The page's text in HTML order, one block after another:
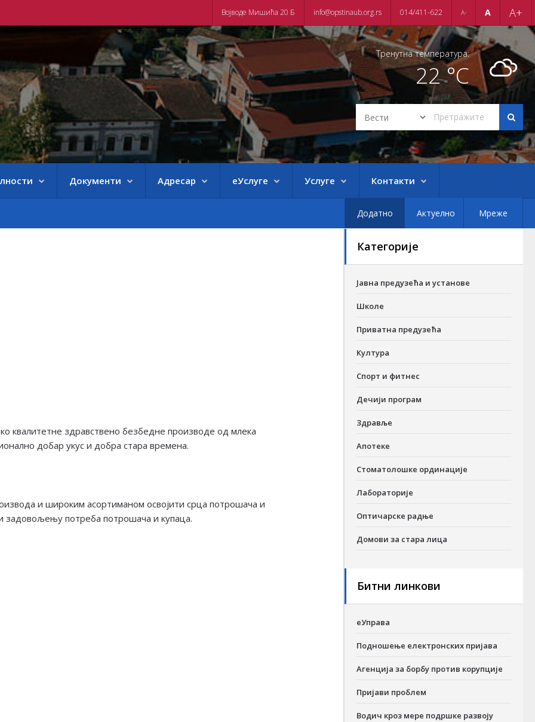
A- A A+
Војводе Мишића 20 Б info@opstinaub.org.rs 014/411-622
Тренутна температура:
22 °C
Документи Адресар еУслуге Услуге Контакти
квалитетне здравствено безбедне производе од млека
добар укус и добра стара времена.
и широким асортиманом освојити срца потрошача и
задовољењу потреба потрошача и купаца.
Додатно Актуелно Мреже
Категорије
Јавна предузећа и установе
Школе
Приватна предузећа
Култура
Спорт и фитнес
Дечији програм
Здравље
Апотеке
Стоматолошке ординације
Лабораторије
Оптичарске радње
Домови за стара лица
Битни линкови
еУправа
Подношење електронских пријава
Агенција за борбу против корупције
Пријави проблем
Водич кроз мере подршке развоју